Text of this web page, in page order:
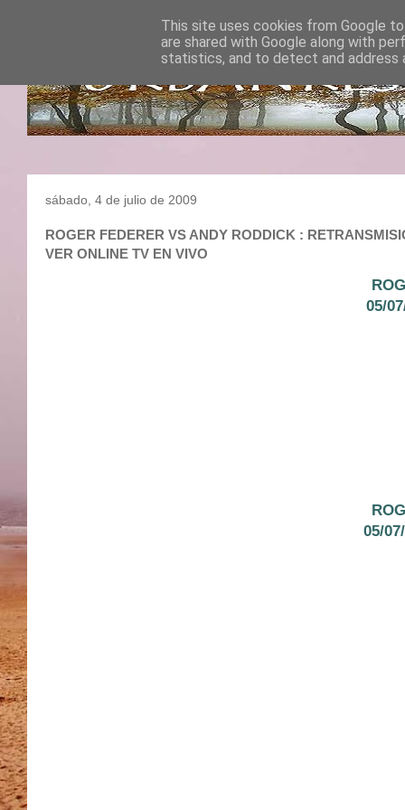
sábado, 4 de julio de 2009
ROGER FEDERER VS ANDY RODDICK :
VER ONLINE TV EN VIVO
05/
05/
This site uses cookies from Google
are shared with Google along with
statistics, and to detect and address